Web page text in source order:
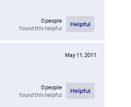
0people
found this helpful
Helpful
May 11, 2011
0people
found this helpful
Helpful